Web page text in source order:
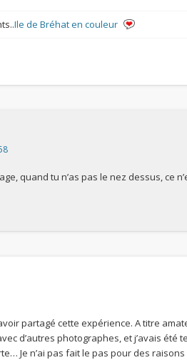
Ile de Bréhat en couleur
quand tu n’as pas le nez dessus, ce
partagé cette expérience. A titre
d’autres photographes, et j’avais été
Je n’ai pas fait le pas pour des